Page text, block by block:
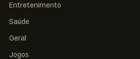
Entretenimento
Saúde
Geral
Jogos